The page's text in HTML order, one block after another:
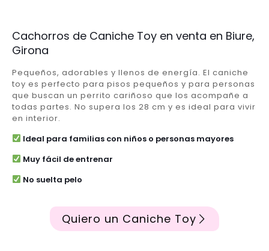
Cachorros de Caniche Toy en venta en Biure,
Girona
Pequeños, adorables y llenos de energía. El caniche
toy es perfecto para pisos pequeños y para personas
que buscan un perrito cariñoso que los acompañe a
todas partes. No supera los 28 cm y es ideal para vivir
en interior.
Ideal para familias con niños o personas mayores
Muy fácil de entrenar
No suelta pelo
Quiero un Caniche Toy